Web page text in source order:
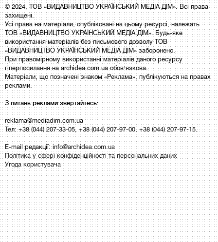
© 2024, ТОВ «ВИДАВНИЦТВО УКРАЇНСЬКИЙ МЕДІА ДІМ». Всі права
захищені.
Усі права на матеріали, опубліковані на цьому ресурсі, належать
ТОВ «ВИДАВНИЦТВО УКРАЇНСЬКИЙ МЕДІА ДІМ». Будь-яке
використання матеріалів без письмового дозволу ТОВ
«ВИДАВНИЦТВО УКРАЇНСЬКИЙ МЕДІА ДІМ» заборонено.
При правомірному використанні матеріалів даного ресурсу
гіперпосилання на archidea.com.ua обов'язкова.
Матеріали, що позначені знаком «Реклама», публікуються на правах
реклами.
З питань реклами звертайтесь:
reklama@mediadim.com.ua
Тел: +38 (044) 207-33-05, +38 (044) 207-97-00, +38 (044) 207-97-15.
E-mail редакції:info@archidea.com.ua
Політика у сфері конфіденційності та персональних даних
Угода користувача